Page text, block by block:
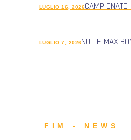
LUGLIO 16, 2026
LUGLIO 7, 2026NUII E
FIM - NEWS